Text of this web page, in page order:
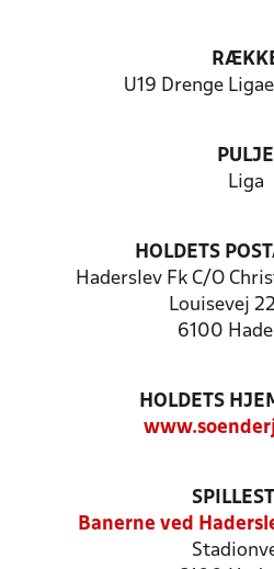
U19 Drenge
PULJE
Liga
HOLDETS
Haderslev Fk C/O
Louisevej
6100
HOLDETS
Banerne ved